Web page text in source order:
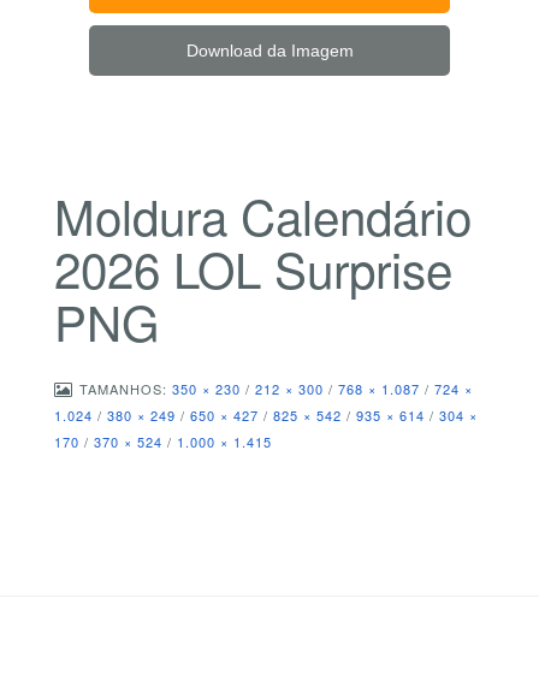
Download da Imagem
Moldura Calendário
2026 LOL Surprise
PNG
TAMANHOS: 350 × 230 / 212 × 300 / 768 × 1.087 / 724 ×
1.024 / 380 × 249 / 650 × 427 / 825 × 542 / 935 × 614 / 304 ×
170 / 370 × 524 / 1.000 × 1.415